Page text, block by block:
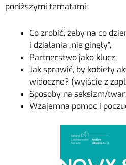
poniższymi tematami:
Co zrobić, żeby na co
i działania „nie ginęły”,
Partnerstwo jako klucz,
Jak sprawić, by kobiety
widoczne? (wyjście z
Sposoby na seksizm/
Wzajemna pomoc i